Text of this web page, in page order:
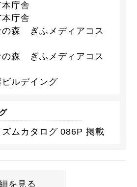
本庁舎
本庁舎
の森 ぎふメディアコス
の森 ぎふメディアコス
ビルデイング
ズムカタログ 086P 掲載
を見る